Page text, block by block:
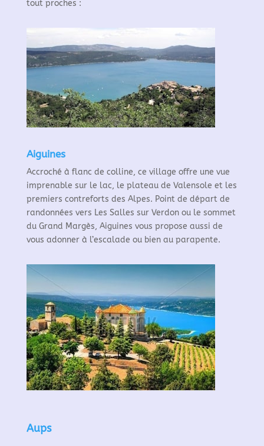
tout proches :
Aiguines
Accroché à flanc de colline, ce village offre une vue
imprenable sur le lac, le plateau de Valensole et les
premiers contreforts des Alpes. Point de départ de
randonnées vers Les Salles sur Verdon ou le sommet
du Grand Margès, Aiguines vous propose aussi de
vous adonner à l’escalade ou bien au parapente.
Aups